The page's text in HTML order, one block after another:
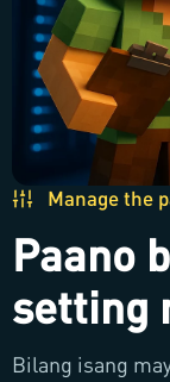
Manage the
Paano
setting
Bilang isang